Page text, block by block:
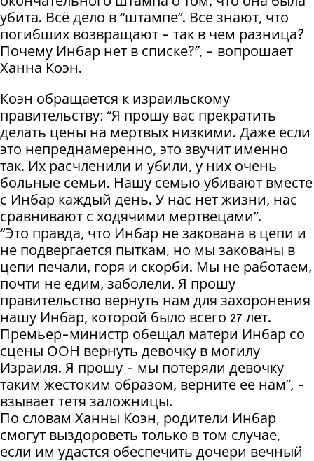
убита. Всё дело в “штампе”. Все знают, что
погибших возвращают - так в чем разница?
Почему Инбар нет в списке?", - вопрошает
Ханна Коэн.
Коэн обращается к израильскому
правительству: “Я прошу вас прекратить
делать цены на мертвых низкими. Даже если
это непреднамеренно, это звучит именно
так. Их расчленили и убили, у них очень
больные семьи. Нашу семью убивают вместе
с Инбар каждый день. У нас нет жизни, нас
сравнивают с ходячими мертвецами”.
“Это правда, что Инбар не закована в цепи и
не подвергается пыткам, но мы закованы в
цепи печали, горя и скорби. Мы не работаем,
почти не едим, заболели. Я прошу
правительство вернуть нам для захоронения
нашу Инбар, которой было всего 27 лет.
Премьер-министр обещал матери Инбар со
сцены ООН вернуть девочку в могилу
Израиля. Я прошу - мы потеряли девочку
таким жестоким образом, верните ее нам”, -
взывает тетя заложницы.
По словам Ханны Коэн, родители Инбар
смогут выздороветь только в том случае,
если им удастся обеспечить дочери вечный